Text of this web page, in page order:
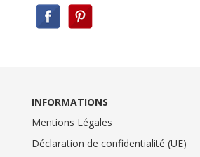
INFORMATIONS
Mentions Légales
Déclaration de confidentialité (UE)